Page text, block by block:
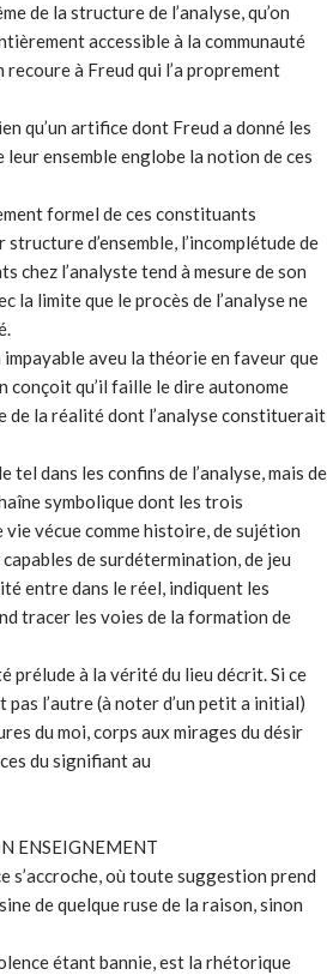
de la structure de l’analyse, qu’on
accessible à la communauté
recoure à Freud qui l’a proprement
qu’un artifice dont Freud a donné les
ensemble englobe la notion de ces
formel de ces constituants
d’ensemble, l’incomplétude de
chez l’analyste tend à mesure de son
la limite que le procès de l’analyse ne
impayable aveu la théorie en faveur que
conçoit qu’il faille le dire autonome
de la réalité dont l’analyse constituerait
tel dans les confins de l’analyse, mais de
symbolique dont les trois
vie vécue comme histoire, de sujétion
de surdétermination, de jeu
entre dans le réel, indiquent les
tracer les voies de la formation de
prélude à la vérité du lieu décrit. Si ce
pas l’autre (à noter d’un petit a initial)
du moi, corps aux mirages du désir
du signifiant au
ENSEIGNEMENT
s’accroche, où toute suggestion prend
de quelque ruse de la raison, sinon
étant bannie, est la rhétorique